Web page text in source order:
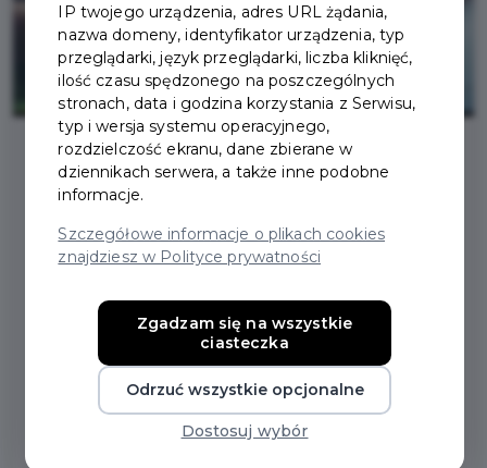
2025-10-24
INFORMACJA O
PRZEBIEGU I WYNIKACH
KONSULTACJI
PROJEKTU PROGRAMU
WSPÓŁPRACY GMINY
IP twojego urządzenia, adres URL żądania,
nazwa domeny, identyfikator urządzenia, typ
przeglądarki, język przeglądarki, liczba kliknięć,
ilość czasu spędzonego na poszczególnych
stronach, data i godzina korzystania z Serwisu,
typ i wersja systemu operacyjnego,
rozdzielczość ekranu, dane zbierane w
dziennikach serwera, a także inne podobne
informacje.
Szczegółowe informacje o plikach cookies
znajdziesz w Polityce prywatności
Zgadzam się na wszystkie
ciasteczka
Odrzuć wszystkie opcjonalne
Dostosuj wybór